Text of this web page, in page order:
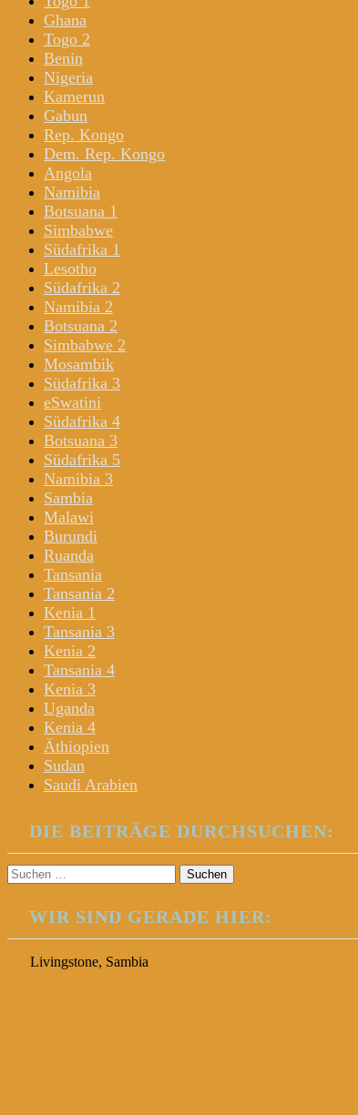
Ghana
Togo 2
Benin
Nigeria
Kamerun
Gabun
Rep. Kongo
Dem. Rep. Kongo
Angola
Namibia
Botsuana 1
Simbabwe
Südafrika 1
Lesotho
Südafrika 2
Namibia 2
Botsuana 2
Simbabwe 2
Mosambik
Südafrika 3
eSwatini
Südafrika 4
Botsuana 3
Südafrika 5
Namibia 3
Sambia
Malawi
Burundi
Ruanda
Tansania
Tansania 2
Kenia 1
Tansania 3
Kenia 2
Tansania 4
Kenia 3
Uganda
Kenia 4
Äthiopien
Sudan
Saudi Arabien
DIE BEITRÄGE DURCHSUCHEN:
Suchen
nach:
WIR SIND GERADE HIER:
Livingstone, Sambia